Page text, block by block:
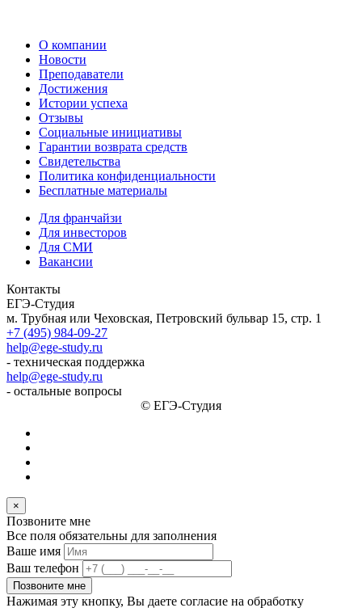
О компании
Новости
Преподаватели
Достижения
Истории успеха
Отзывы
Социальные инициативы
Гарантии возврата средств
Свидетельства
Политика конфиденциальности
Бесплатные материалы
Для франчайзи
Для инвесторов
Для СМИ
Вакансии
Контакты
ЕГЭ-Студия
м. Трубная или Чеховская, Петровский бульвар 15, стр. 1
+7 (495) 984-09-27
help@ege-study.ru
- техническая поддержка
help@ege-study.ru
- остальные вопросы
© ЕГЭ-Студия
×
Позвоните мне
Все поля обязательны для заполнения
Ваше имя
Ваш телефон
Позвоните мне
Нажимая эту кнопку, Вы даете согласие на обработку